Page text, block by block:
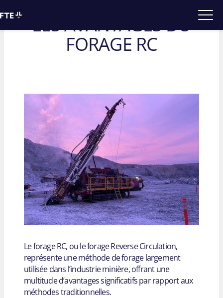
LES AVANTAGES DU
FORAGE RC
Le forage RC, ou le forage Reverse Circulation,
représente une méthode de forage largement
utilisée dans l’industrie minière, offrant une
multitude d’avantages significatifs par rapport aux
méthodes traditionnelles.